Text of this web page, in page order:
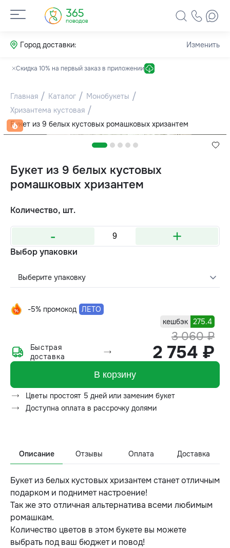
Город доставки: Изменить
Скидка 10% на первый заказ в приложении
Главная Каталог
Монобукеты
Хризантема кустовая
Букет из 9 белых кустовых ромашковых хризантем
Букет из 9 белых кустовых
ромашковых хризантем
Количество, шт.
- +
Выбор упаковки
Выберите упаковку
-5% промокод ЛЕТО
кешбэк 275.4
3 060 ₽
2 754 ₽
Быстрая
доставка
В корзину
Цветы простоят 5 дней или заменим букет
Доступна оплата в рассрочку долями
Описание Отзывы Оплата Доставка
Букет из белых кустовых хризантем станет отличным
подарком и поднимет настроение!
Так же это отличная альтернатива всеми любимым
ромашкам.
Количество цветов в этом букете вы можете
выбрать под ваш бюджет и повод!